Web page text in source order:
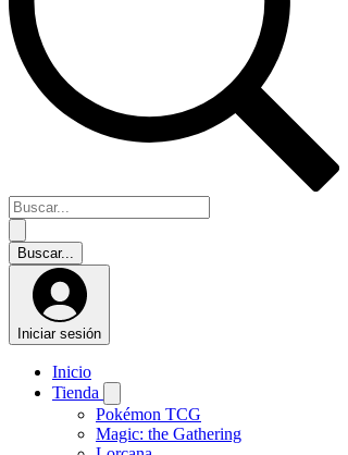
Iniciar sesión
Inicio
Tienda
Pokémon TCG
Magic: the Gathering